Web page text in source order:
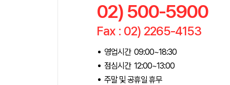
02) 500-5900
Fax : 02) 2265-4153
영업시간 09:00~18:30
점심시간 12:00~13:00
주말 및 공휴일 휴무